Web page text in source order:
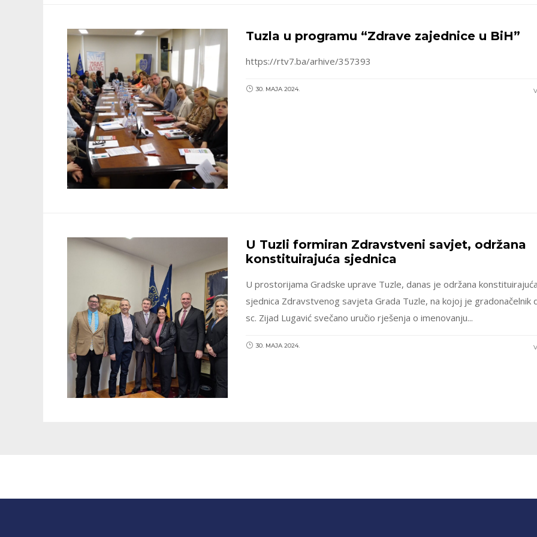
Tuzla u programu “Zdrave zajednice u BiH”
https://rtv7.ba/arhive/357393
30. MAJA 2024.
U Tuzli formiran Zdravstveni savjet, održana
konstituirajuća sjednica
U prostorijama Gradske uprave Tuzle, danas je održana
sjednica Zdravstvenog savjeta Grada Tuzle, na kojoj je gradonačelnik
sc. Zijad Lugavić svečano uručio rješenja o imenovanju...
30. MAJA 2024.